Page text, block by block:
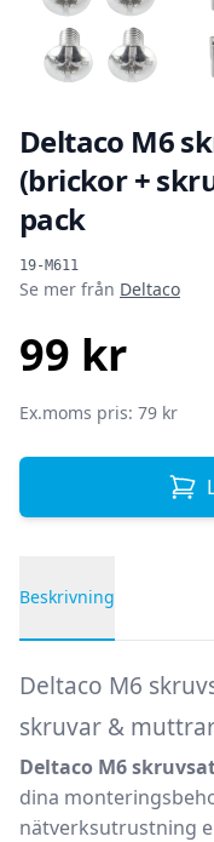
Deltaco M6
(brickor +
pack
19-M611
Produktinformation
Se mer från Deltaco
99 kr
Ex.moms pris: 79 kr
Beskrivning
Deltaco M6
skruvar &
Deltaco M6
dina
nätverksutrustning